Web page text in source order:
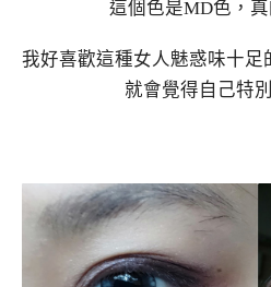
這個色是MD色，真
我好喜歡這種女人魅惑味十足
就會覺得自己特